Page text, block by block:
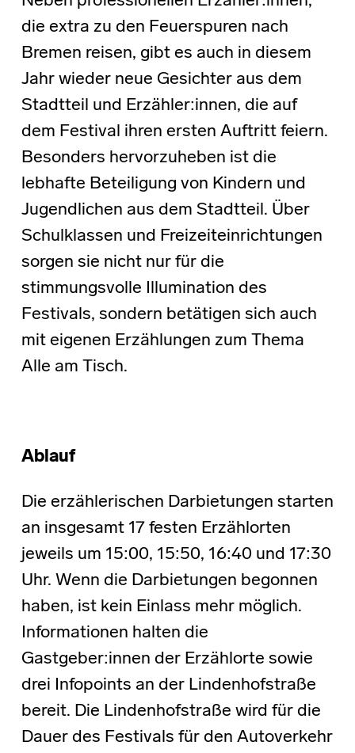
die extra zu den Feuerspuren nach
Bremen reisen, gibt es auch in diesem
Jahr wieder neue Gesichter aus dem
Stadtteil und Erzähler:innen, die auf
dem Festival ihren ersten Auftritt feiern.
Besonders hervorzuheben ist die
lebhafte Beteiligung von Kindern und
Jugendlichen aus dem Stadtteil. Über
Schulklassen und Freizeiteinrichtungen
sorgen sie nicht nur für die
stimmungsvolle Illumination des
Festivals, sondern betätigen sich auch
mit eigenen Erzählungen zum Thema
Alle am Tisch.
Ablauf
Die erzählerischen Darbietungen starten
an insgesamt 17 festen Erzählorten
jeweils um 15:00, 15:50, 16:40 und 17:30
Uhr. Wenn die Darbietungen begonnen
haben, ist kein Einlass mehr möglich.
Informationen halten die
Gastgeber:innen der Erzählorte sowie
drei Infopoints an der Lindenhofstraße
bereit. Die Lindenhofstraße wird für die
Dauer des Festivals für den Autoverkehr